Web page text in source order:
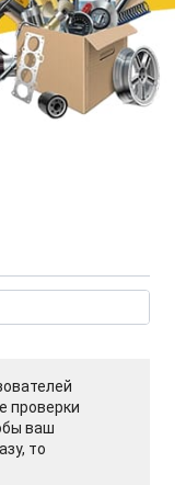
проверки
ваш
то